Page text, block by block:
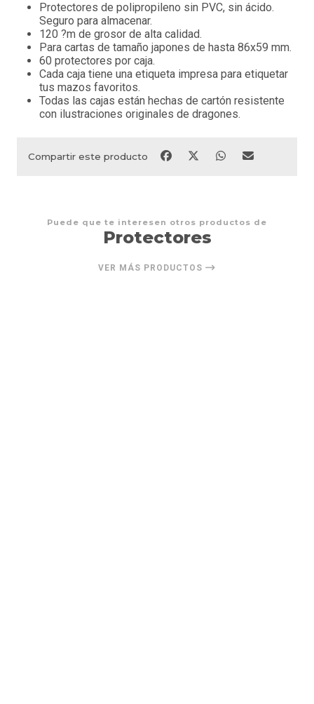
Protectores de polipropileno sin PVC, sin ácido.
Seguro para almacenar.
120 ?m de grosor de alta calidad.
Para cartas de tamaño japones de hasta 86x59 mm.
60 protectores por caja.
Cada caja tiene una etiqueta impresa para etiquetar
tus mazos favoritos.
Todas las cajas están hechas de cartón resistente
con ilustraciones originales de dragones.
Compartir este producto
Puede que te interesen otros productos de
Protectores
VER MÁS PRODUCTOS